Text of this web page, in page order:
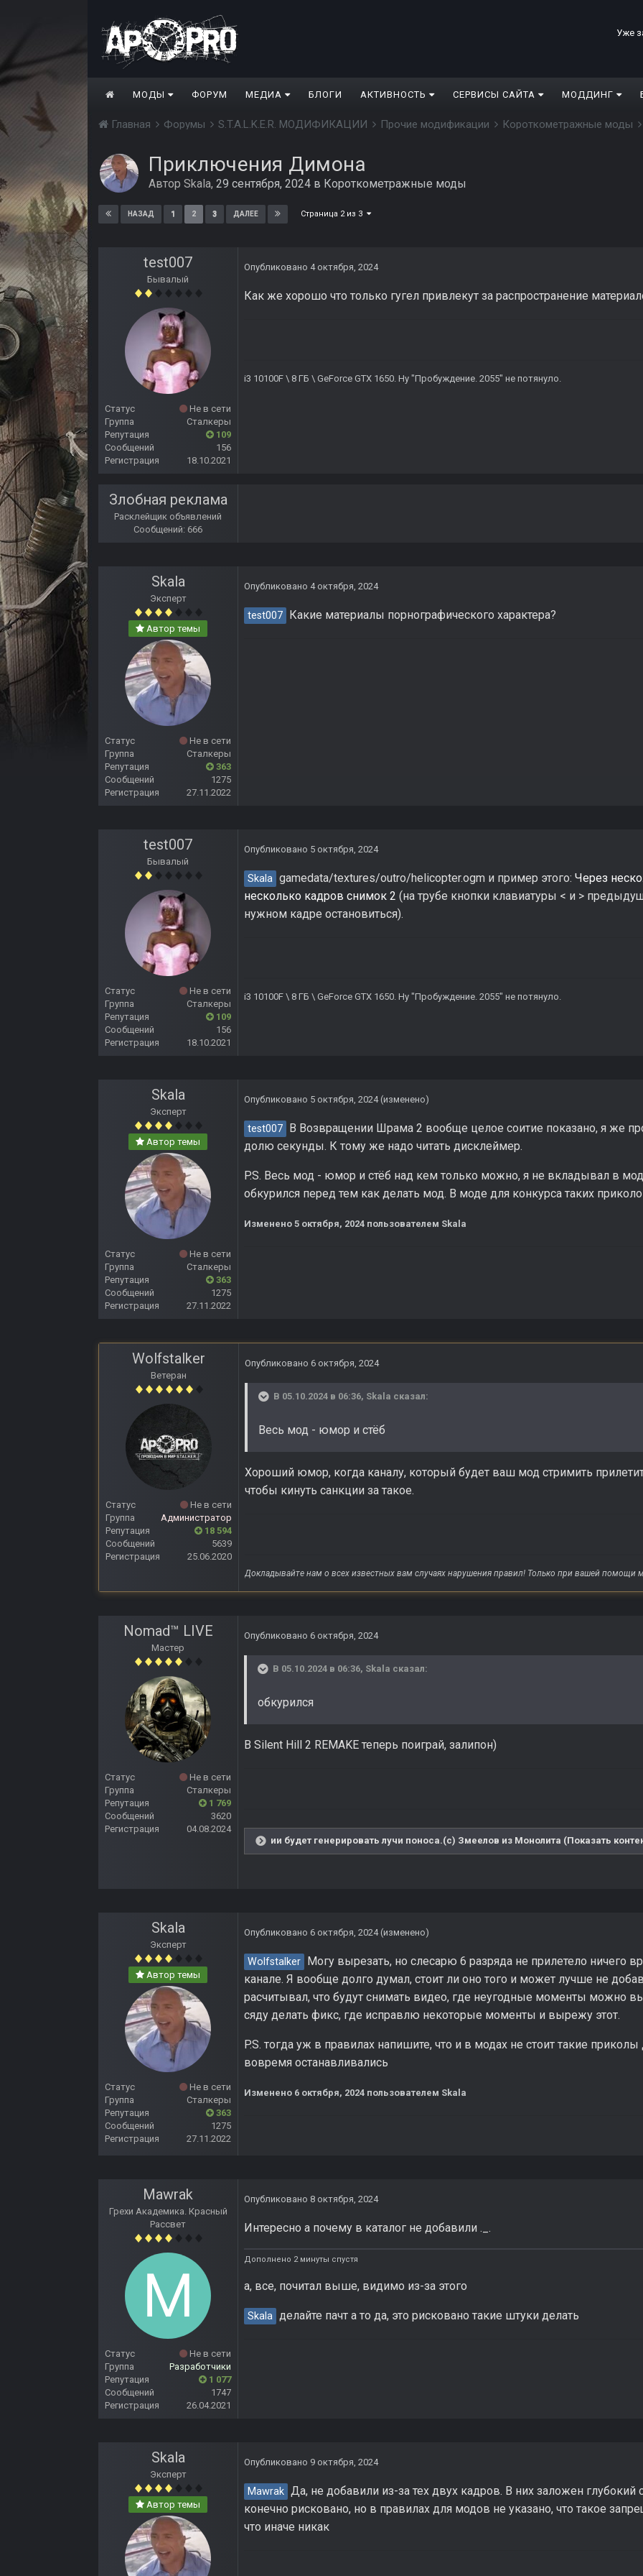
Уже
МОДЫ ФОРУМ МЕДИА БЛОГИ АКТИВНОСТЬ СЕРВИСЫ САЙТА МОДДИНГ
Главная Форумы S.T.A.L.K.E.R. МОДИФИКАЦИИ Прочие модификации Короткометражные моды
Приключения Димона
Автор Skala, 29 сентября, 2024 в Короткометражные моды
НАЗАД 1 2 3 ДАЛЕЕ Страница 2 из 3
test007
Бывалый
Статус
Не в сети
Группа
Сталкеры
Репутация
109
Сообщений
156
Регистрация
18.10.2021
Опубликовано 4 октября, 2024
Как же хорошо что только гугел привлекут за распространение
i3 10100F \ 8 ГБ \ GeForce GTX 1650. Ну "Пробуждение. 2055" не потянуло.
Злобная реклама
Расклейщик объявлений
Сообщений: 666
Skala
Эксперт
Автор темы
Статус
Не в сети
Группа
Сталкеры
Репутация
363
Сообщений
1275
Регистрация
27.11.2022
Опубликовано 4 октября, 2024
test007 Какие материалы порнографического характера?
test007
Бывалый
Статус
Не в сети
Группа
Сталкеры
Репутация
109
Сообщений
156
Регистрация
18.10.2021
Опубликовано 5 октября, 2024
Skala gamedata/textures/outro/helicopter.ogm и пример этого: Через
несколько кадров снимок 2 (на трубе кнопки клавиатуры < и >
нужном кадре остановиться).
i3 10100F \ 8 ГБ \ GeForce GTX 1650. Ну "Пробуждение. 2055" не потянуло.
Skala
Эксперт
Автор темы
Статус
Не в сети
Группа
Сталкеры
Репутация
363
Сообщений
1275
Регистрация
27.11.2022
Опубликовано 5 октября, 2024 (изменено)
test007
В Возвращении Шрама 2 вообще целое соитие показано, я же
долю секунды. К тому же надо читать дисклеймер.
P.S. Весь мод - юмор и стёб над кем только можно, я не вкладывал в
обкурился перед тем как делать мод. В моде для конкурса таких
Изменено 5 октября, 2024 пользователем Skala
Wolfstalker
Ветеран
Статус
Не в сети
Группа
Администратор
Репутация
18 594
Сообщений
5639
Регистрация
25.06.2020
Опубликовано 6 октября, 2024
В 05.10.2024 в 06:36, Skala сказал:
Весь мод - юмор и стёб
Хороший юмор, когда каналу, который будет ваш мод стримить
чтобы кинуть санкции за такое.
Докладывайте нам о всех известных вам случаях нарушения правил! Только при вашей помощи
Nomad™ LIVE
Мастер
Статус
Не в сети
Группа
Сталкеры
Репутация
1 769
Сообщений
3620
Регистрация
04.08.2024
Опубликовано 6 октября, 2024
В 05.10.2024 в 06:36, Skala сказал:
обкурился
В Silent Hill 2 REMAKE теперь поиграй, залипон)
ии будет генерировать лучи поноса.(с) Змеелов из Монолита (Показать
Skala
Эксперт
Автор темы
Статус
Не в сети
Группа
Сталкеры
Репутация
363
Сообщений
1275
Регистрация
27.11.2022
Опубликовано 6 октября, 2024 (изменено)
Wolfstalker
Могу вырезать, но слесарю 6 разряда не прилетело ничего
канале. Я вообще долго думал, стоит ли оно того и может лучше не
расчитывал, что будут снимать видео, где неугодные моменты можно
сяду делать фикс, где исправлю некоторые моменты и вырежу этот.
P.S. тогда уж в правилах напишите, что и в модах не стоит такие приколы
вовремя останавливались
Изменено 6 октября, 2024 пользователем Skala
Mawrak
Грехи Академика. Красный
Рассвет
Статус
Не в сети
Группа
Разработчики
Репутация
1 077
Сообщений
1747
Регистрация
26.04.2021
Опубликовано 8 октября, 2024
Интересно а почему в каталог не добавили ._.
Дополнено 2 минуты спустя
а, все, почитал выше, видимо из-за этого
Skala делайте пачт а то да, это рисковано такие штуки делать
Skala
Эксперт
Автор темы
Опубликовано 9 октября, 2024
Mawrak Да, не добавили из-за тех двух кадров. В них заложен
конечно рисковано, но в правилах для модов не указано, что такое
что иначе никак